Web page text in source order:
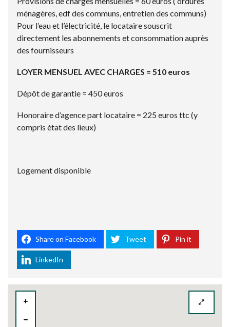
ménagères, edf des communs, entretien des communs)
Pour l’eau et l’électricité, le locataire souscrit
directement les abonnements et consommation auprès
des fournisseurs
LOYER MENSUEL AVEC CHARGES = 510 euros
Dépôt de garantie = 450 euros
Honoraire d’agence part locataire = 225 euros ttc (y
compris état des lieux)
Logement disponible
Share on Facebook Tweet Pin it
LinkedIn